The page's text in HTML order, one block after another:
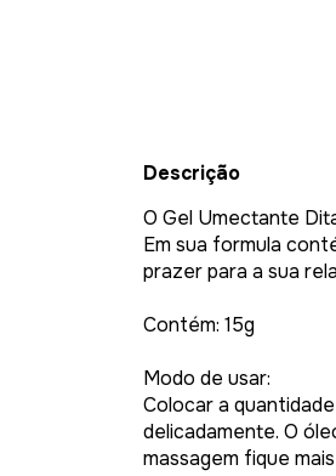
Descrição
O Gel Umectante
Em sua formula
prazer para a sua
Contém: 15g
Modo de usar:
Colocar a
delicadamente. O
massagem fique